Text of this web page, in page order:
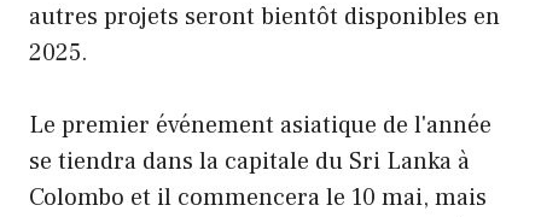
autres projets seront bientôt disponibles en
2025.
Le premier événement asiatique de l'année
se tiendra dans la capitale du Sri Lanka à
Colombo et il commencera le 10 mai, mais